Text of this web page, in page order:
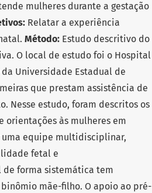
mulheres durante a gestação
Relatar a experiência
Método: Estudo descritivo do
O local de estudo foi o Hospital
da Universidade Estadual de
que prestam assistência de
Nesse estudo, foram descritos os
orientações às mulheres em
equipe multidisciplinar,
fetal e
forma sistemática tem
mãe-filho. O apoio ao pré-